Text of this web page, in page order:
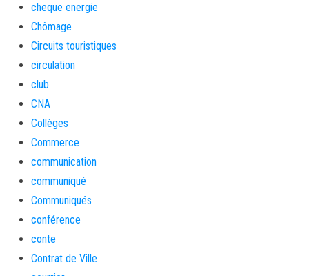
cheque energie
Chômage
Circuits touristiques
circulation
club
CNA
Collèges
Commerce
communication
communiqué
Communiqués
conférence
conte
Contrat de Ville